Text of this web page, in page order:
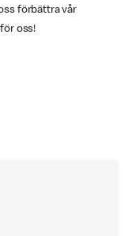
förbättra vår
oss!